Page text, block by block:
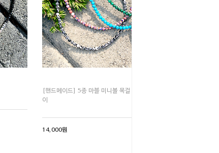
[핸드메이드] 5종 마블 미니볼 목걸
이
14,000원